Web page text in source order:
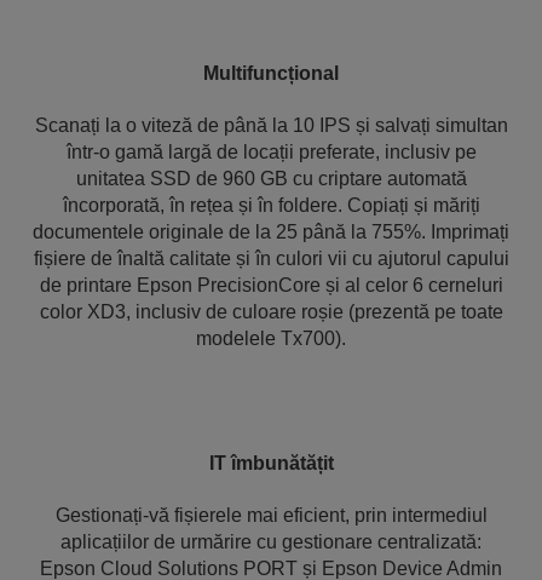
Multifuncțional
Scanați la o viteză de până la 10 IPS și salvați simultan
într-o gamă largă de locații preferate, inclusiv pe
unitatea SSD de 960 GB cu criptare automată
încorporată, în rețea și în foldere. Copiați și măriți
documentele originale de la 25 până la 755%. Imprimați
fișiere de înaltă calitate și în culori vii cu ajutorul capului
de printare Epson PrecisionCore și al celor 6 cerneluri
color XD3, inclusiv de culoare roșie (prezentă pe toate
modelele Tx700).
IT îmbunătățit
Gestionați-vă fișierele mai eficient, prin intermediul
aplicațiilor de urmărire cu gestionare centralizată:
Epson Cloud Solutions PORT și Epson Device Admin